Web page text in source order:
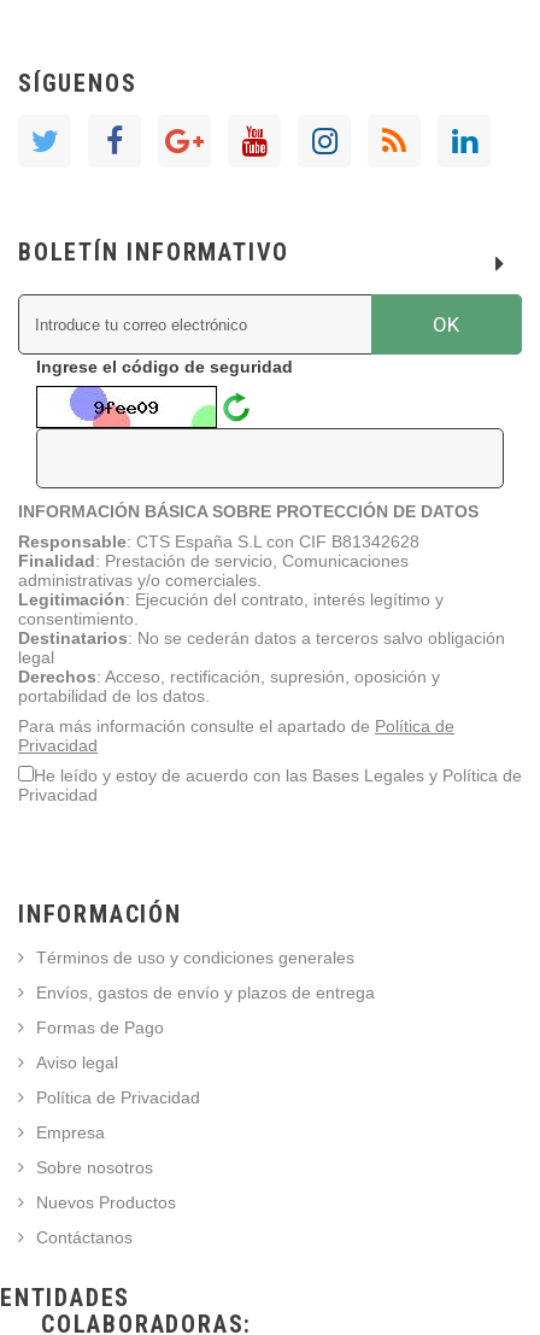
SÍGUENOS
BOLETÍN INFORMATIVO
OK
Ingrese el código de seguridad
INFORMACIÓN BÁSICA SOBRE PROTECCIÓN DE DATOS
Responsable: CTS España S.L con CIF B81342628
Finalidad: Prestación de servicio, Comunicaciones
administrativas y/o comerciales.
Legitimación: Ejecución del contrato, interés legítimo y
consentimiento.
Destinatarios: No se cederán datos a terceros salvo obligación
legal
Derechos: Acceso, rectificación, supresión, oposición y
portabilidad de los datos.
Para más información consulte el apartado de Política de
Privacidad
He leído y estoy de acuerdo con las Bases Legales y Política de
Privacidad
INFORMACIÓN
Términos de uso y condiciones generales
Envíos, gastos de envío y plazos de entrega
Formas de Pago
Aviso legal
Política de Privacidad
Empresa
Sobre nosotros
Nuevos Productos
Contáctanos
ENTIDADES
COLABORADORAS: